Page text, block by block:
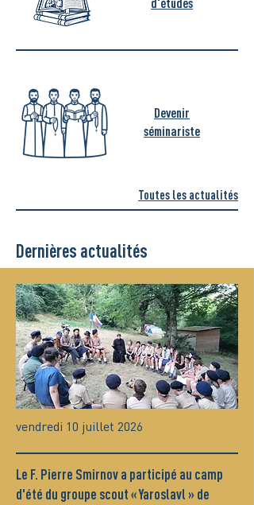
Devenir
séminariste
Toutes les actualités
Dernières actualités
vendredi 10 juillet 2026
Le F. Pierre Smirnov a participé au camp
d'été du groupe scout « Yaroslavl » de